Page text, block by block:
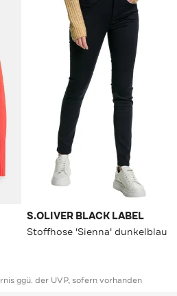
S.OLIVER BLACK LABEL
Stoffhose 'Sienna' dunkelblau
ggü. der UVP, sofern vorhanden